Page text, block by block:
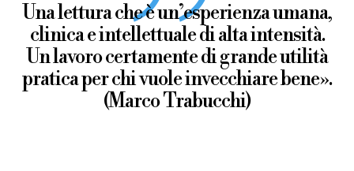
Una lettura che è un’esperienza umana,
clinica e intellettuale di alta intensità.
Un lavoro certamente di grande utilità
pratica per chi vuole invecchiare bene».
(Marco Trabucchi)